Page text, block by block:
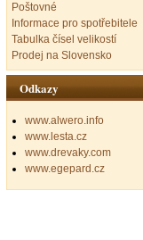
Poštovné
Informace pro spotřebitele
Tabulka čísel velikostí
Prodej na Slovensko
Odkazy
www.alwero.info
www.lesta.cz
www.drevaky.com
www.egepard.cz